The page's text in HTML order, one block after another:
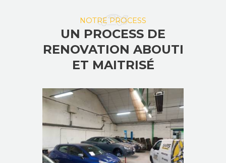
NOTRE PROCESS
UN PROCESS DE
RENOVATION ABOUTI
ET MAITRISÉ